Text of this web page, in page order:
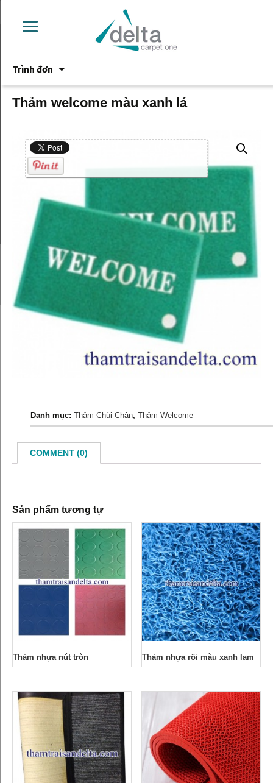
Trình đơn
phần
nội
dung
Thảm welcome màu xanh lá
Danh mục: Thảm Chùi Chân, Thảm Welcome
COMMENT (0)
Sản phẩm tương tự
Thảm nhựa nút tròn Thảm nhựa rối màu xanh lam